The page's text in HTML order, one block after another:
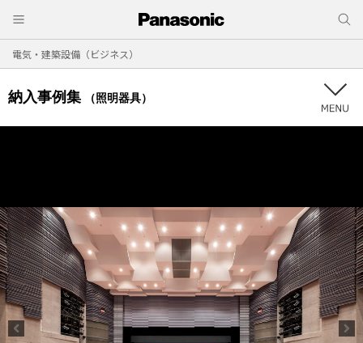
電気・建築設備（ビジネス）
納入事例集 （照明器具）